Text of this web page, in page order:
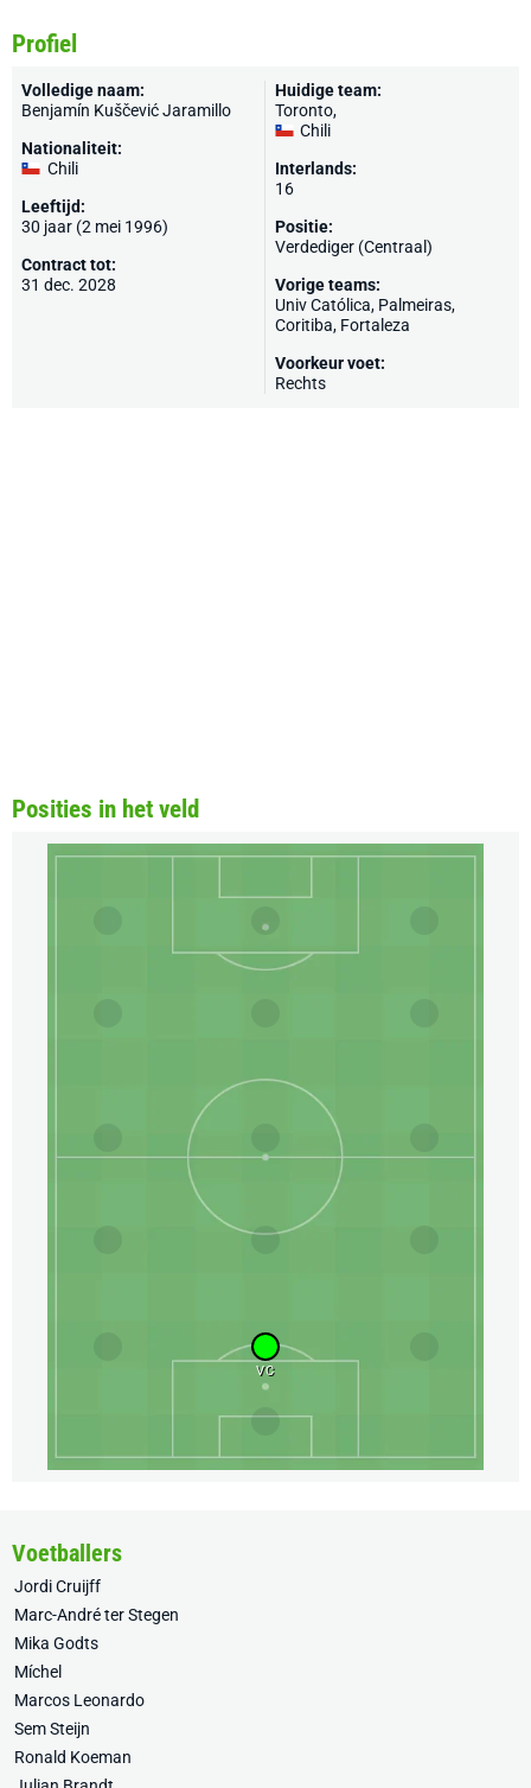
Profiel
Volledige naam:
Benjamín Kuščević Jaramillo
Nationaliteit:
Chili
Leeftijd:
30 jaar (2 mei 1996)
Contract tot:
31 dec. 2028
Huidige team:
Toronto,
Chili
Interlands:
16
Positie:
Verdediger (Centraal)
Vorige teams:
Univ Católica, Palmeiras,
Coritiba, Fortaleza
Voorkeur voet:
Rechts
Posities in het veld
VC
Voetballers
Jordi Cruijff
Marc-André ter Stegen
Mika Godts
Míchel
Marcos Leonardo
Sem Steijn
Ronald Koeman